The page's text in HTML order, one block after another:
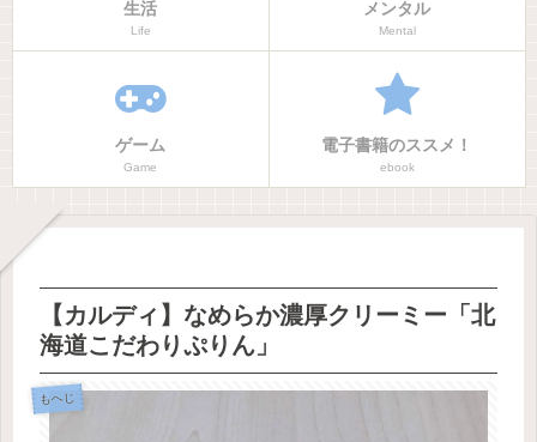
生活
Life
メンタル
Mental
ゲーム
Game
電子書籍のススメ！
ebook
【カルディ】なめらか濃厚クリーミー「北
海道こだわりぷりん」
もへじ